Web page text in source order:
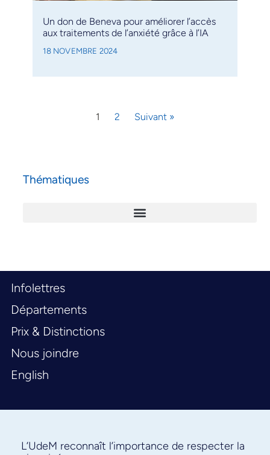
Un don de Beneva pour améliorer l’accès
aux traitements de l’anxiété grâce à l’IA
18 NOVEMBRE 2024
1 2 Suivant »
Thématiques
Infolettres
Départements
Prix & Distinctions
Nous joindre
English
L’UdeM reconnaît l’importance de respecter la